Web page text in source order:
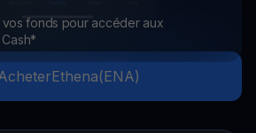
vos fonds pour accéder aux
Ethena(ENA)